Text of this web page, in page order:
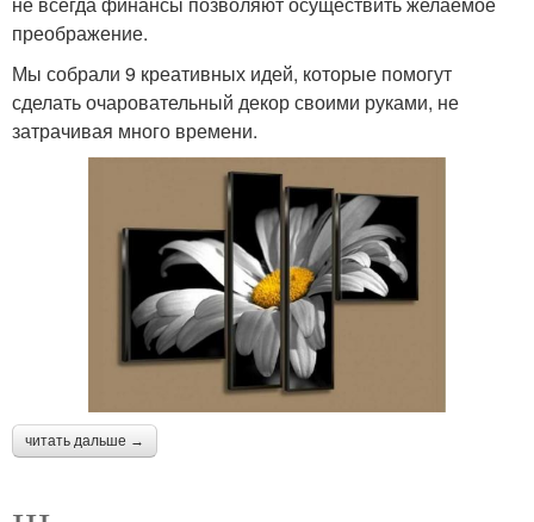
преображение.
Мы собрали 9 креативных идей, которые помогут
сделать очаровательный декор своими руками, не
затрачивая много времени.
читать дальше →